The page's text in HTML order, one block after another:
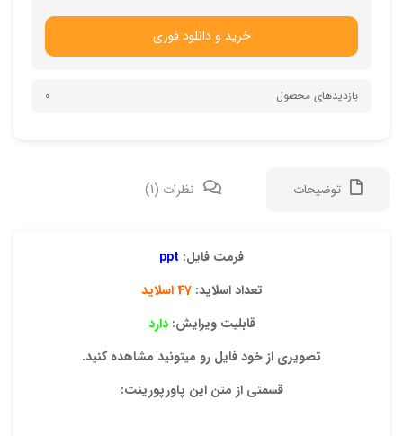
خرید و دانلود فوری
بازدیدهای محصول 0
توضیحات نظرات (1)
فرمت فایل: ppt
تعداد اسلاید:47 اسلاید
قابلیت ویرایش:دارد
تصویری از خود فایل رو میتونید مشاهده کنید.
قسمتی از متن این پاورپورینت: